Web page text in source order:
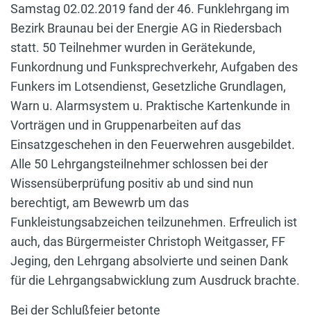
Samstag 02.02.2019 fand der 46. Funklehrgang im
Bezirk Braunau bei der Energie AG in Riedersbach
statt. 50 Teilnehmer wurden in Gerätekunde,
Funkordnung und Funksprechverkehr, Aufgaben des
Funkers im Lotsendienst, Gesetzliche Grundlagen,
Warn u. Alarmsystem u. Praktische Kartenkunde in
Vorträgen und in Gruppenarbeiten auf das
Einsatzgeschehen in den Feuerwehren ausgebildet.
Alle 50 Lehrgangsteilnehmer schlossen bei der
Wissensüberprüfung positiv ab und sind nun
berechtigt, am Bewewrb um das
Funkleistungsabzeichen teilzunehmen. Erfreulich ist
auch, das Bürgermeister Christoph Weitgasser, FF
Jeging, den Lehrgang absolvierte und seinen Dank
für die Lehrgangsabwicklung zum Ausdruck brachte.
Bei der Schlußfeier betonte